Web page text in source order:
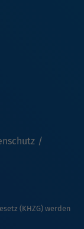
(KHZG) werden